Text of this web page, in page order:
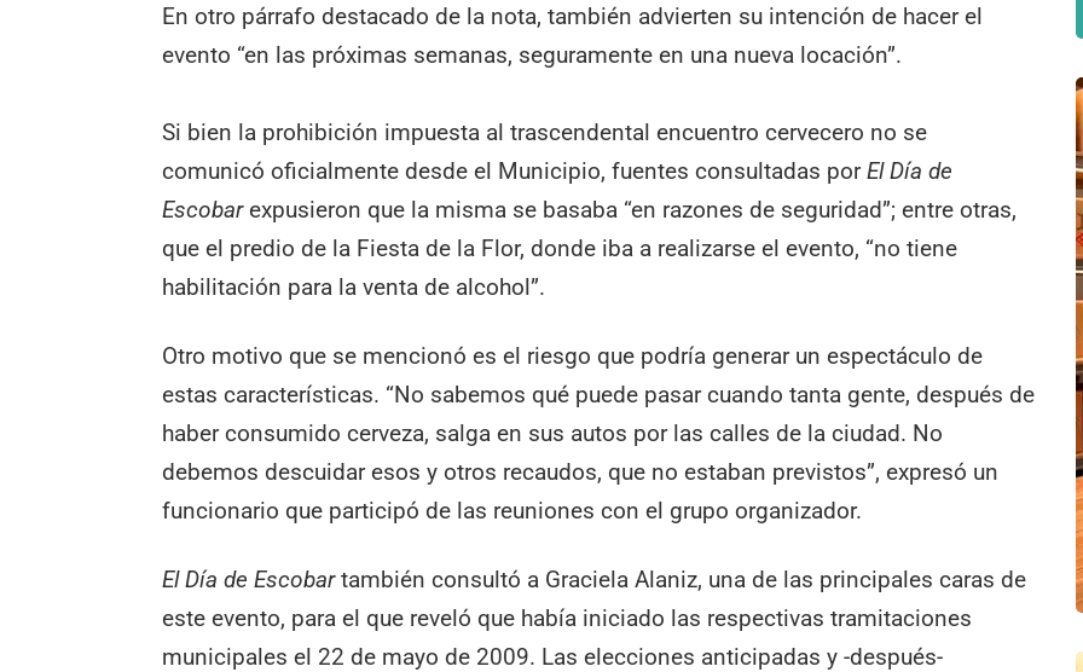
En otro párrafo destacado de la nota, también advierten su intención de hacer el
evento “en las próximas semanas, seguramente en una nueva locación”.
Si bien la prohibición impuesta al trascendental encuentro cervecero no se
comunicó oficialmente desde el Municipio, fuentes consultadas porEl Día de
Escobarexpusieron que la misma se basaba “en razones de seguridad”; entre otras,
que el predio de la Fiesta de la Flor, donde iba a realizarse el evento, “no tiene
habilitación para la venta de alcohol”.
Otro motivo que se mencionó es el riesgo que podría generar un espectáculo de
estas características. “No sabemos qué puede pasar cuando tanta gente, después de
haber consumido cerveza, salga en sus autos por las calles de la ciudad. No
debemos descuidar esos y otros recaudos, que no estaban previstos”, expresó un
funcionario que participó de las reuniones con el grupo organizador.
El Día de Escobartambién consultó a Graciela Alaniz, una de las principales caras de
este evento, para el que reveló que había iniciado las respectivas tramitaciones
municipales el 22 de mayo de 2009. Las elecciones anticipadas y -después-